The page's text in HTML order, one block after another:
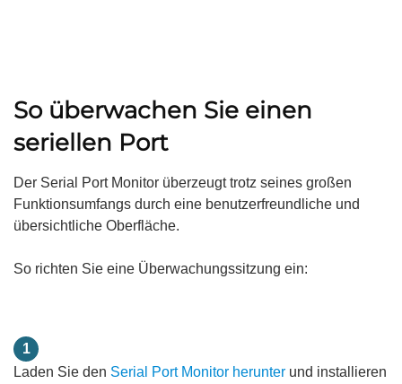
So überwachen Sie einen
seriellen Port
Der Serial Port Monitor überzeugt trotz seines großen
Funktionsumfangs durch eine benutzerfreundliche und
übersichtliche Oberfläche.
So richten Sie eine Überwachungssitzung ein:
1
Laden Sie den Serial Port Monitor herunter und installieren